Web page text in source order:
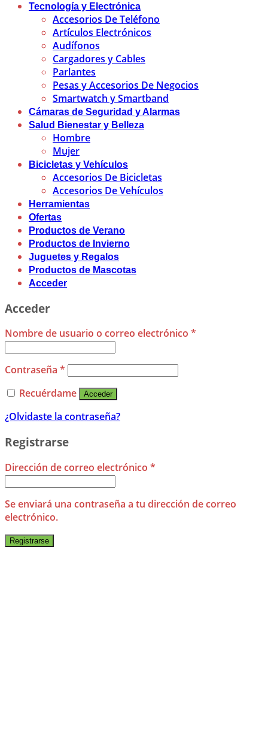
Tecnología y Electrónica
Accesorios De Teléfono
Artículos Electrónicos
Audífonos
Cargadores y Cables
Parlantes
Pesas y Accesorios De Negocios
Smartwatch y Smartband
Cámaras de Seguridad y Alarmas
Salud Bienestar y Belleza
Hombre
Mujer
Bicicletas y Vehículos
Accesorios De Bicicletas
Accesorios De Vehículos
Herramientas
Ofertas
Productos de Verano
Productos de Invierno
Juguetes y Regalos
Productos de Mascotas
Acceder
Acceder
Nombre de usuario o correo electrónico *
Contraseña *
Recuérdame
Acceder
¿Olvidaste la contraseña?
Registrarse
Dirección de correo electrónico *
Se enviará una contraseña a tu dirección de correo
electrónico.
Registrarse